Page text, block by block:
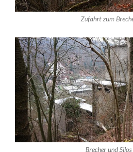
Zufahrt zum
Brecher und Silos